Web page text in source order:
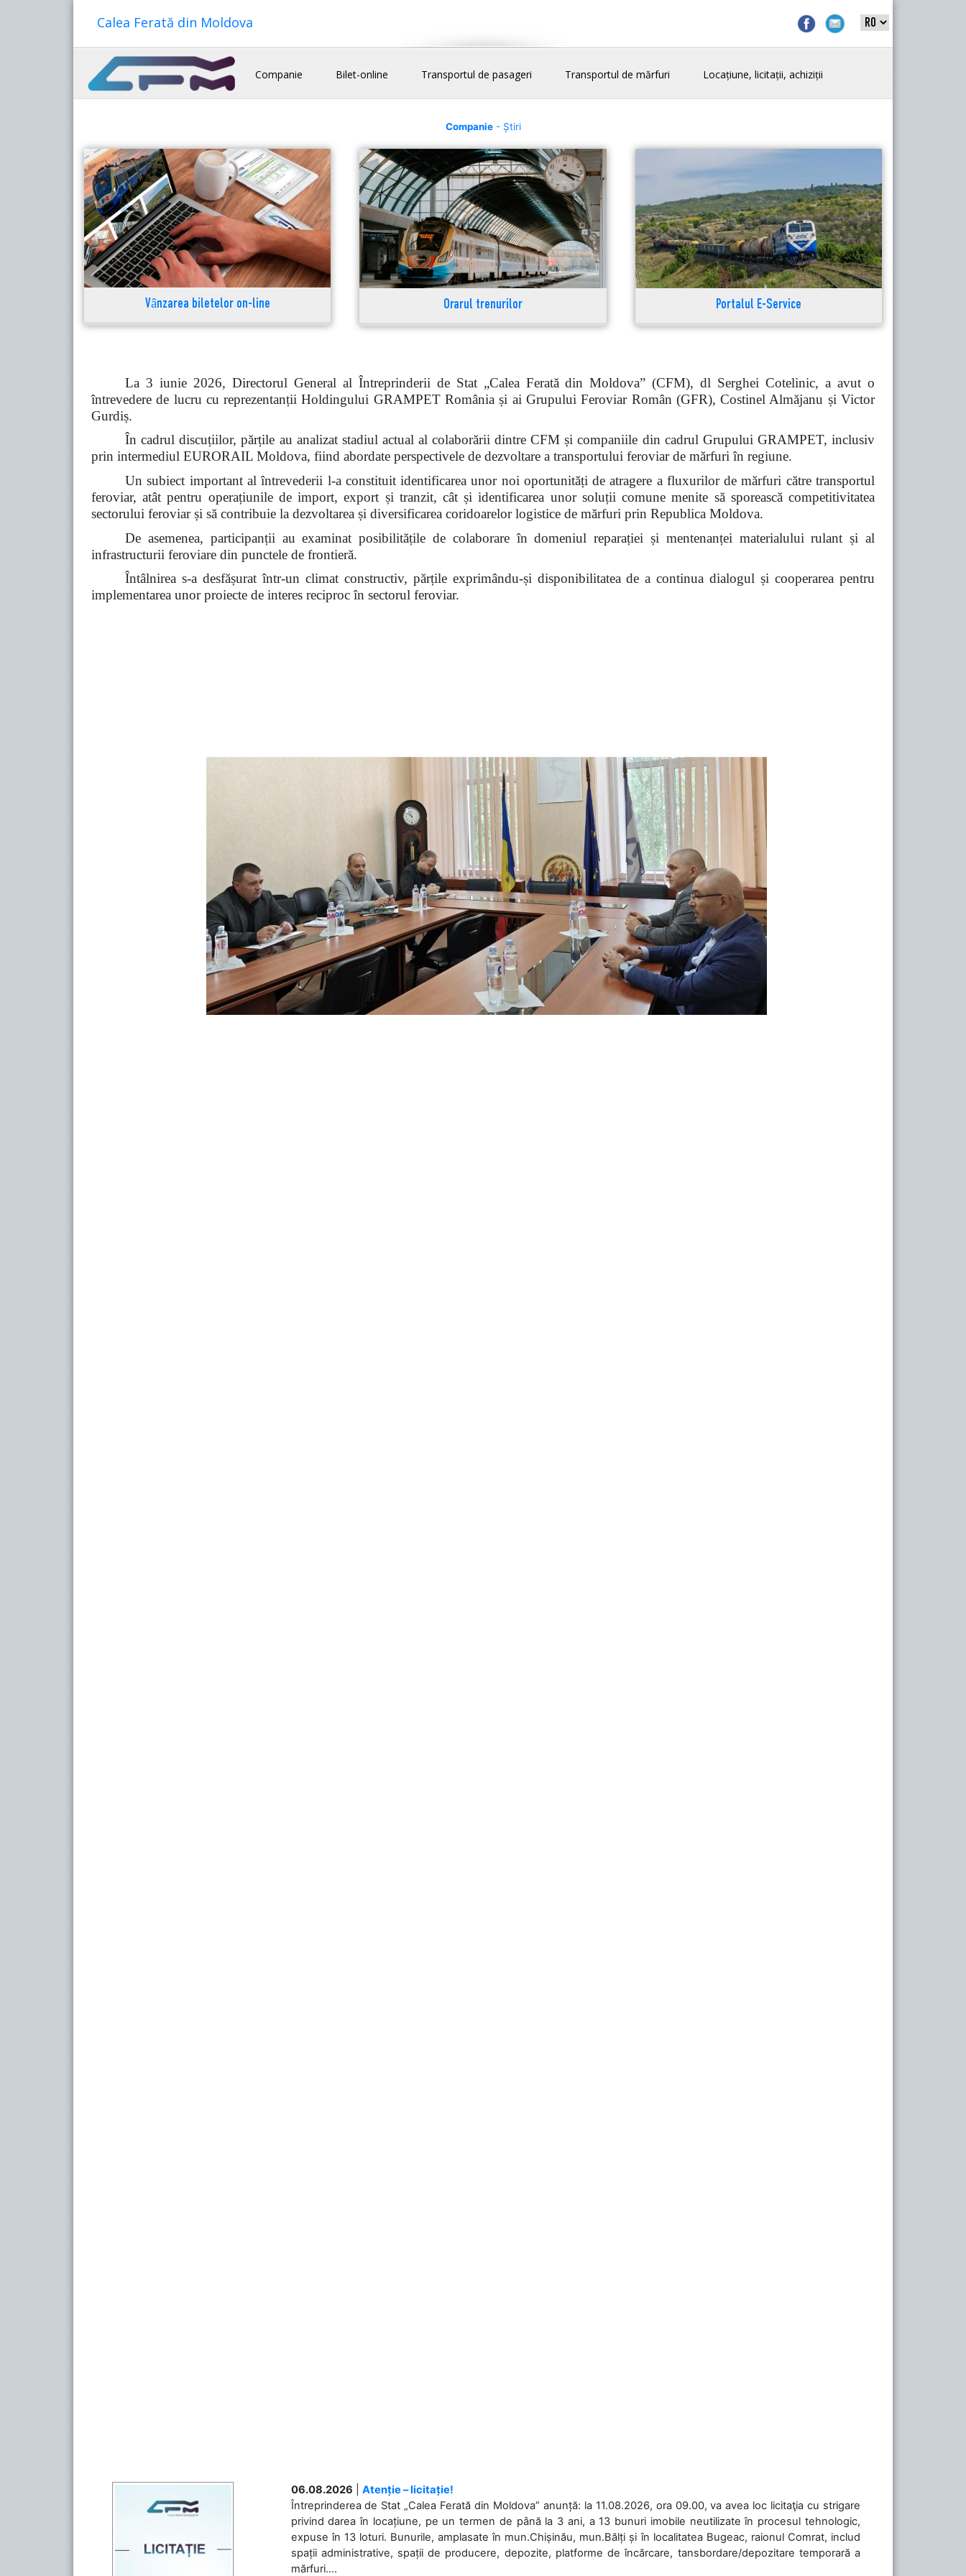
Calea Ferată din Moldova
Companie Bilet-online Transportul de pasageri Transportul de mărfuri Locațiune, licitații, achiziții
Companie- Știri
Vânzarea biletelor on-line Orarul trenurilor Portalul E-Service
La 3 iunie 2026, Directorul General al Întreprinderii de Stat „Calea Ferată din Moldova” (CFM), dl Serghei Cotelinic, a avut o
întrevedere de lucru cu reprezentanții Holdingului GRAMPET România și ai Grupului Feroviar Român (GFR), Costinel Almăjanu și Victor
Gurdiș.
În cadrul discuțiilor, părțile au analizat stadiul actual al colaborării dintre CFM și companiile din cadrul Grupului GRAMPET, inclusiv
prin intermediul EURORAIL Moldova, fiind abordate perspectivele de dezvoltare a transportului feroviar de mărfuri în regiune.
Un subiect important al întrevederii l-a constituit identificarea unor noi oportunități de atragere a fluxurilor de mărfuri către transportul
feroviar, atât pentru operațiunile de import, export și tranzit, cât și identificarea unor soluții comune menite să sporească competitivitatea
sectorului feroviar și să contribuie la dezvoltarea și diversificarea coridoarelor logistice de mărfuri prin Republica Moldova.
De asemenea, participanții au examinat posibilitățile de colaborare în domeniul reparației și mentenanței materialului rulant și al
infrastructurii feroviare din punctele de frontieră.
Întâlnirea s-a desfășurat într-un climat constructiv, părțile exprimându-și disponibilitatea de a continua dialogul și cooperarea pentru
implementarea unor proiecte de interes reciproc în sectorul feroviar.
06.08.2026
Atenție – licitație!
Întreprinderea de Stat „Calea Ferată din Moldova” anunță: la 11.08.2026, ora 09.00, va avea loc licitaţia cu strigare
privind darea în locațiune, pe un termen de până la 3 ani, a 13 bunuri imobile neutilizate în procesul tehnologic,
expuse în 13 loturi. Bunurile, amplasate în mun.Chișinău, mun.Bălți și în localitatea Bugeac, raionul Comrat, includ
spații administrative, spații de producere, depozite, platforme de încărcare, tansbordare/depozitare temporară a
mărfuri....